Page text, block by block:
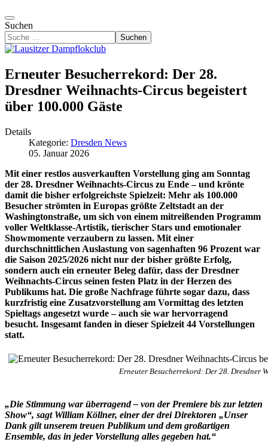
Suchen
Suchen
Erneuter Besucherrekord: Der 28.
Dresdner Weihnachts-Circus begeistert
über 100.000 Gäste
Details
Kategorie: Dresden News
05. Januar 2026
Mit einer restlos ausverkauften Vorstellung ging am Sonntag
der 28. Dresdner Weihnachts-Circus zu Ende – und krönte
damit die bisher erfolgreichste Spielzeit: Mehr als 100.000
Besucher strömten in Europas größte Zeltstadt an der
Washingtonstraße, um sich von einem mitreißenden Programm
voller Weltklasse-Artistik, tierischer Stars und emotionaler
Showmomente verzaubern zu lassen. Mit einer
durchschnittlichen Auslastung von sagenhaften 96 Prozent war
die Saison 2025/2026 nicht nur der bisher größte Erfolg,
sondern auch ein erneuter Beleg dafür, dass der Dresdner
Weihnachts-Circus seinen festen Platz in der Herzen des
Publikums hat. Die große Nachfrage führte sogar dazu, dass
kurzfristig eine Zusatzvorstellung am Vormittag des letzten
Spieltags angesetzt wurde – auch sie war hervorragend
besucht. Insgesamt fanden in dieser Spielzeit 44 Vorstellungen
statt.
Erneuter Besucherrekord: Der 28. Dresdner
„Die Stimmung war überragend – von der Premiere bis zur letzten
Show“, sagt William Köllner, einer der drei Direktoren „Unser
Dank gilt unserem treuen Publikum und dem großartigen
Ensemble, das in jeder Vorstellung alles gegeben hat.“